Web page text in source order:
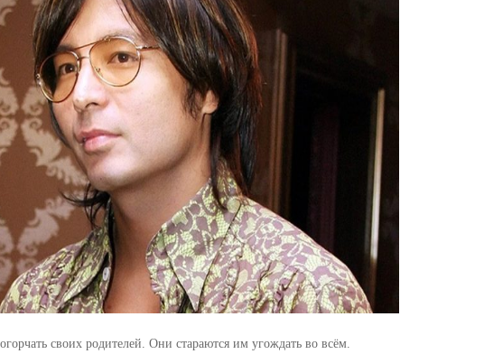
своих родителей. Они стараются им угождать во всём.